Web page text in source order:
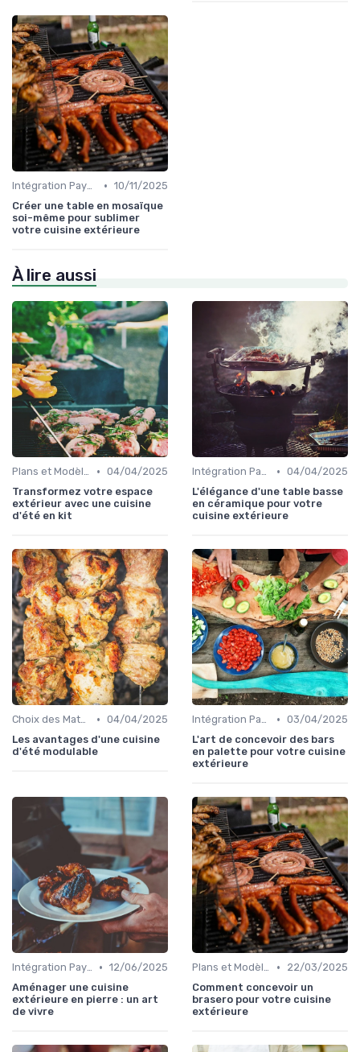
Intégration Paysagère et Décoration • 10/11/2025
Créer une table en mosaïque
soi-même pour sublimer
votre cuisine extérieure
À lire aussi
Plans et Modèles de Cuisines Extérieures • 04/04/2025
Transformez votre espace
extérieur avec une cuisine
d'été en kit
Intégration Paysagère et Décoration • 04/04/2025
L'élégance d'une table basse
en céramique pour votre
cuisine extérieure
Choix des Matériaux et du Design • 04/04/2025
Les avantages d'une cuisine
d'été modulable
Intégration Paysagère et Décoration • 03/04/2025
L'art de concevoir des bars
en palette pour votre cuisine
extérieure
Intégration Paysagère et Décoration • 12/06/2025
Aménager une cuisine
extérieure en pierre : un art
de vivre
Plans et Modèles de Cuisines Extérieures •
22/03/2025
Comment concevoir un
brasero pour votre cuisine
extérieure